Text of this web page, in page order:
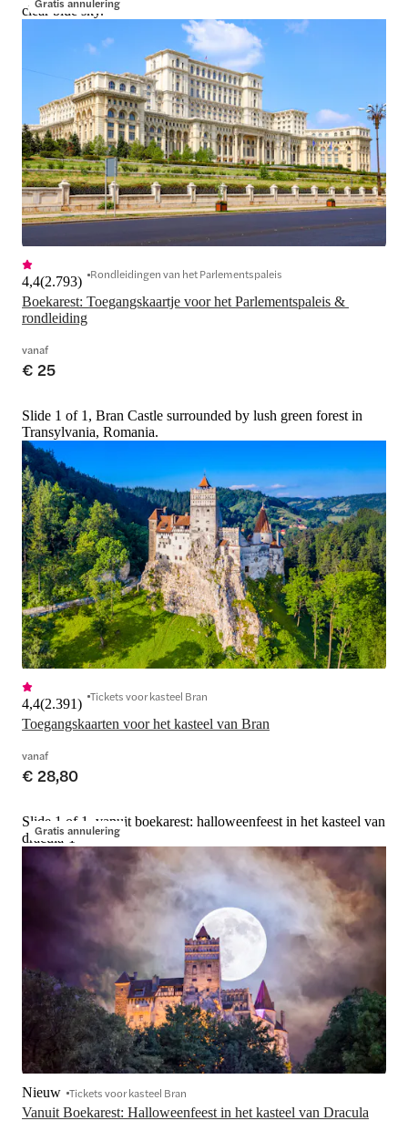
clear blue sky.
Boekarest: Toegangskaartje voor het Parlementspaleis &
rondleiding
4,4(2.793) Rondleidingen van het Parlementspaleis
vanaf
€ 25
Slide 1 of 1, Bran Castle surrounded by lush green forest in
Transylvania, Romania.
Toegangskaarten voor het kasteel van Bran
4,4(2.391) Tickets voor kasteel Bran
vanaf
€ 28,80
Gratis annulering
Slide 1 of 1, vanuit boekarest: halloweenfeest in het kasteel van
dracula-1
Vanuit Boekarest: Halloweenfeest in het kasteel van Dracula
Nieuw Tickets voor kasteel Bran